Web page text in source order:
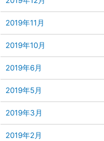
2019年11月
2019年10月
2019年6月
2019年5月
2019年3月
2019年2月